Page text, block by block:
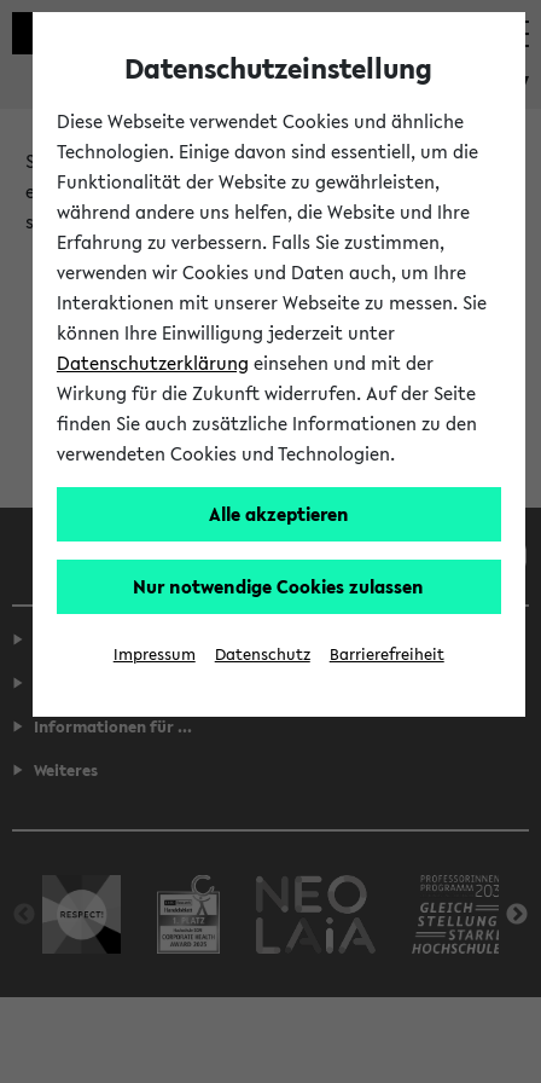
eKVV
Sie möchten auf eine eKVV Funktion zugreifen, die Ihnen
erst nach einer Anmeldung am System zur Verfügung
steht.
Bitte melden Sie sich an:
Anmeldung am eKVV
Informationen für ...
Weiteres
Datenschutzeinstellung
Diese Webseite verwendet Cookies und ähnliche
Technologien. Einige davon sind essentiell, um die
Funktionalität der Website zu gewährleisten,
während andere uns helfen, die Website und Ihre
Erfahrung zu verbessern. Falls Sie zustimmen,
verwenden wir Cookies und Daten auch, um Ihre
Interaktionen mit unserer Webseite zu messen. Sie
können Ihre Einwilligung jederzeit unter
Datenschutzerklärung einsehen und mit der
Wirkung für die Zukunft widerrufen. Auf der Seite
finden Sie auch zusätzliche Informationen zu den
verwendeten Cookies und Technologien.
Alle akzeptieren
Nur notwendige Cookies zulassen
Impressum Datenschutz Barrierefreiheit